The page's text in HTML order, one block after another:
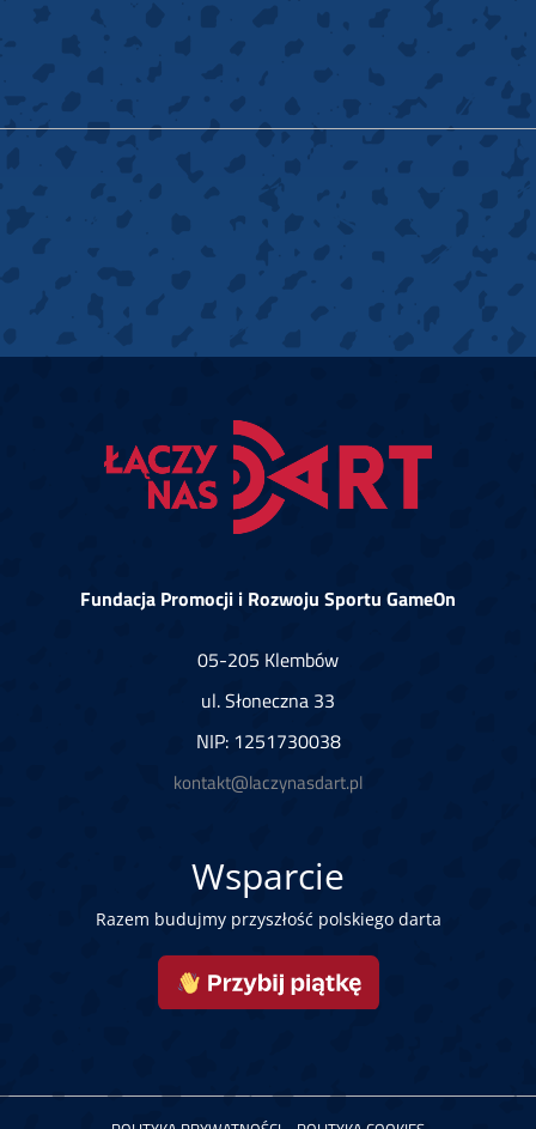
Fundacja Promocji i Rozwoju Sportu GameOn
05-205 Klembów
ul. Słoneczna 33
NIP: 1251730038
kontakt@laczynasdart.pl
Wsparcie
Razem budujmy przyszłość polskiego darta